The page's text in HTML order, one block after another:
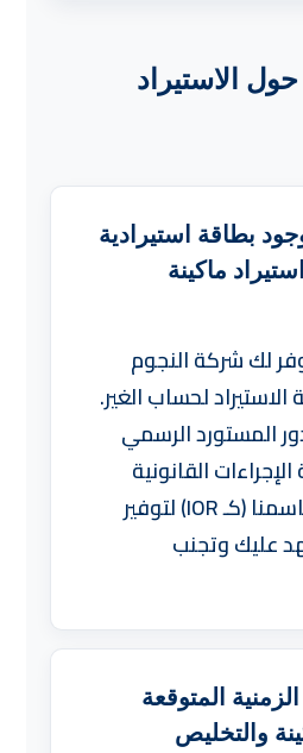
حول الاستيراد
بطاقة استيرادية
ماكينة
لك شركة النجوم
لحساب الغير.
المستورد الرسمي
القانونية
والجمركية باسمنا (كـ IOR) لتوفير
عليك وتجنب
المتوقعة
والتخليص